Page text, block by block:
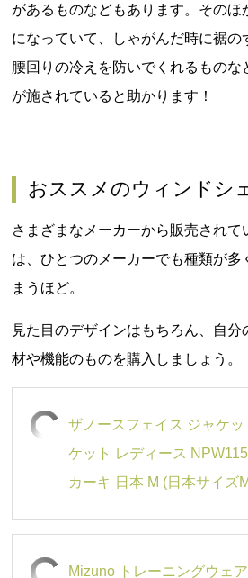
があるものなどもあります。そのほ
になっていて、しゃがんだ時に裾の
腰回りの冷えを防いでくれるものな
が施されていると助かります！
おススメのウィンドシ
さまざまなメーカーから販売されて
は、ひとつのメーカーでも種類が多
まうほど。
見た目のデザインはもちろん、自
材や機能のものを購入しましょう。
ザノースフェイス ジャケ
ケット レディース
カーキ 日本 M (日本サイズ
Mizuno トレーニングウェ